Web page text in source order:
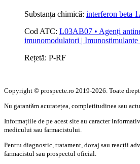
Substanța chimică: interferon beta
Cod ATC: L03AB07 • Agenți
imunomodulatori | Imunostimulante
Rețetă: P-RF
Copyright © prospecte.ro 2019-2026. Toate
Nu garantăm acuratețea, completitudinea sau
Informațiile de pe acest site au caracter
medicului sau farmacistului.
Pentru diagnostic, tratament, dozaj sau reacții
farmacistul sau prospectul oficial.